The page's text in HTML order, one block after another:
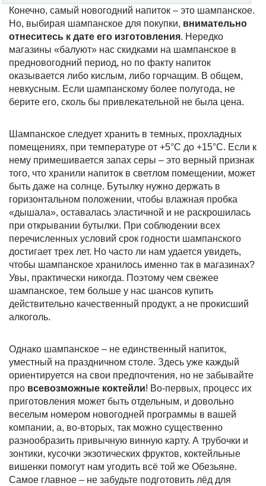
Конечно, самый новогодний напиток – это шампанское.
Но, выбирая шампанское для покупки, внимательно
отнеситесь к дате его изготовления. Нередко
магазины «балуют» нас скидками на шампанское в
предновогодний период, но по факту напиток
оказывается либо кислым, либо горчащим. В общем,
невкусным. Если шампанскому более полугода, не
берите его, сколь бы привлекательной не была цена.
Шампанское следует хранить в темных, прохладных
помещениях, при температуре от +5°C до +15°C. Если к
нему примешивается запах серы – это верный признак
того, что хранили напиток в светлом помещении, может
быть даже на солнце. Бутылку нужно держать в
горизонтальном положении, чтобы влажная пробка
«дышала», оставалась эластичной и не раскрошилась
при открывании бутылки. При соблюдении всех
перечисленных условий срок годности шампанского
достигает трех лет. Но часто ли нам удается увидеть,
чтобы шампанское хранилось именно так в магазинах?
Увы, практически никогда. Поэтому чем свежее
шампанское, тем больше у нас шансов купить
действительно качественный продукт, а не прокисший
алкоголь.
Однако шампанское – не единственный напиток,
уместный на праздничном столе. Здесь уже каждый
ориентируется на свои предпочтения, но не забывайте
про всевозможные коктейли! Во-первых, процесс их
приготовления может быть отдельным, и довольно
веселым номером новогодней программы в вашей
компании, а, во-вторых, так можно существенно
разнообразить привычную винную карту. А трубочки и
зонтики, кусочки экзотических фруктов, коктейльные
вишенки помогут нам угодить всё той же Обезьяне.
Самое главное – не забудьте подготовить лёд для